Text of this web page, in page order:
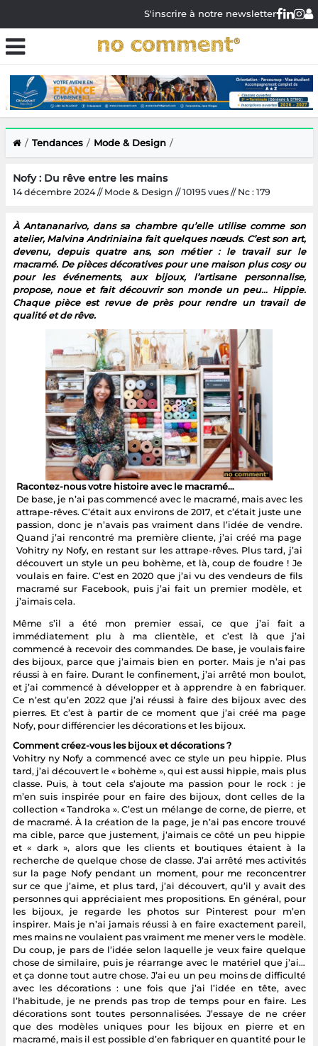
S'inscrire à notre newsletter
Tendances Mode & Design
Nofy : Du rêve entre les mains
14 décembre 2024 // Mode & Design // 10195 vues // Nc : 179
À Antananarivo, dans sa chambre qu’elle utilise comme son
atelier, Malvina Andriniaina fait quelques nœuds. C’est son art,
devenu, depuis quatre ans, son métier : le travail sur le
macramé. De pièces décoratives pour une maison plus cosy ou
pour les événements, aux bijoux, l’artisane personnalise,
propose, noue et fait découvrir son monde un peu… Hippie.
Chaque pièce est revue de près pour rendre un travail de
qualité et de rêve.
Racontez-nous votre histoire avec le macramé…
De base, je n’ai pas commencé avec le macramé, mais avec les
attrape-rêves. C’était aux environs de 2017, et c’était juste une
passion, donc je n’avais pas vraiment dans l’idée de vendre.
Quand j’ai rencontré ma première cliente, j’ai créé ma page
Vohitry ny Nofy, en restant sur les attrape-rêves. Plus tard, j’ai
découvert un style un peu bohème, et là, coup de foudre ! Je
voulais en faire. C’est en 2020 que j’ai vu des vendeurs de fils
macramé sur Facebook, puis j’ai fait un premier modèle, et
j’aimais cela.
Même s’il a été mon premier essai, ce que j’ai fait a
immédiatement plu à ma clientèle, et c’est là que j’ai
commencé à recevoir des commandes. De base, je voulais faire
des bijoux, parce que j’aimais bien en porter. Mais je n’ai pas
réussi à en faire. Durant le confinement, j’ai arrêté mon boulot,
et j’ai commencé à développer et à apprendre à en fabriquer.
Ce n’est qu’en 2022 que j’ai réussi à faire des bijoux avec des
pierres. Et c’est à partir de ce moment que j’ai créé ma page
Nofy, pour différencier les décorations et les bijoux.
Comment créez-vous les bijoux et décorations ?
Vohitry ny Nofy a commencé avec ce style un peu hippie. Plus
tard, j’ai découvert le « bohème », qui est aussi hippie, mais plus
classe. Puis, à tout cela s’ajoute ma passion pour le rock : je
m’en suis inspirée pour en faire des bijoux, dont celles de la
collection « Tandroka ». C’est un mélange de corne, de pierre, et
de macramé. À la création de la page, je n’ai pas encore trouvé
ma cible, parce que justement, j’aimais ce côté un peu hippie
et « dark », alors que les clients et boutiques étaient à la
recherche de quelque chose de classe. J’ai arrêté mes activités
sur la page Nofy pendant un moment, pour me reconcentrer
sur ce que j’aime, et plus tard, j’ai découvert, qu’il y avait des
personnes qui appréciaient mes propositions. En général, pour
les bijoux, je regarde les photos sur Pinterest pour m’en
inspirer. Mais je n’ai jamais réussi à en faire exactement pareil,
mes mains ne voulaient pas vraiment me mener vers le modèle.
Du coup, je pars de l’idée selon laquelle je veux faire quelque
chose de similaire, puis je réarrange avec le matériel que j’ai…
et ça donne tout autre chose. J’ai eu un peu moins de difficulté
avec les décorations : une fois que j’ai l’idée en tête, avec
l’habitude, je ne prends pas trop de temps pour en faire. Les
décorations sont toutes personnalisées. J’essaye de ne créer
que des modèles uniques pour les bijoux en pierre et en
macramé, mais il est possible d’en fabriquer en quantité pour le